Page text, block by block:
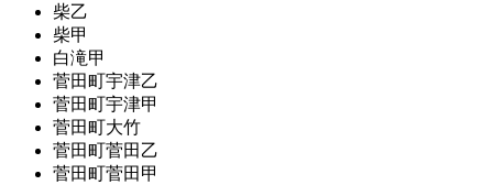
柴乙
柴甲
白滝甲
菅田町宇津乙
菅田町宇津甲
菅田町大竹
菅田町菅田乙
菅田町菅田甲